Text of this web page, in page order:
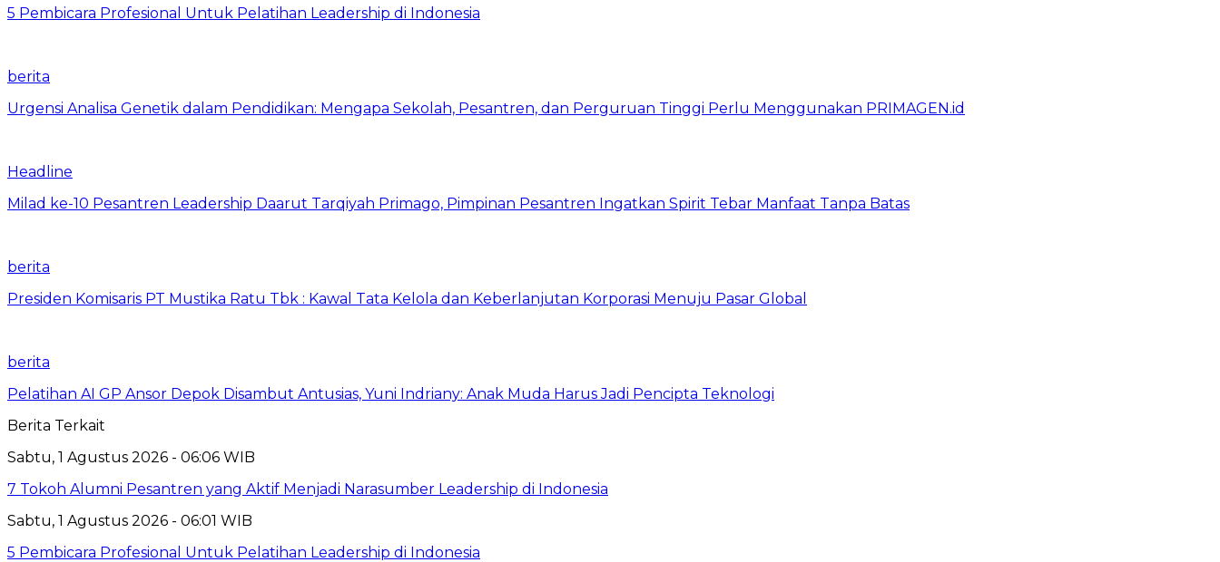
5 Pembicara Profesional Untuk Pelatihan Leadership di Indonesia
berita
Urgensi Analisa Genetik dalam Pendidikan: Mengapa Sekolah, Pesantren, dan Perguruan Tinggi Perlu Menggunakan PRIMAGEN.id
Headline
Milad ke-10 Pesantren Leadership Daarut Tarqiyah Primago, Pimpinan Pesantren Ingatkan Spirit Tebar Manfaat Tanpa Batas
berita
Presiden Komisaris PT Mustika Ratu Tbk : Kawal Tata Kelola dan Keberlanjutan Korporasi Menuju Pasar Global
berita
Pelatihan AI GP Ansor Depok Disambut Antusias, Yuni Indriany: Anak Muda Harus Jadi Pencipta Teknologi
Berita Terkait
Sabtu, 1 Agustus 2026 - 06:06 WIB
7 Tokoh Alumni Pesantren yang Aktif Menjadi Narasumber Leadership di Indonesia
Sabtu, 1 Agustus 2026 - 06:01 WIB
5 Pembicara Profesional Untuk Pelatihan Leadership di Indonesia